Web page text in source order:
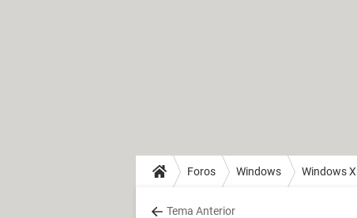
Foros Windows Windows
Tema Anterior